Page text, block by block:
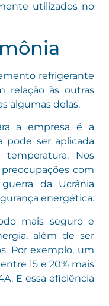
utilizados no
refrigerante
relação às outras
algumas delas.
a empresa é a
pode ser aplicada
Nos
com
da Ucrânia
energética.
mais seguro e
além de ser
Por exemplo, um
15 e 20% mais
E essa eficiência